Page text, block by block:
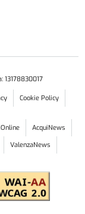
13178830017
Cookie Policy
AcquiNews
ValenzaNews